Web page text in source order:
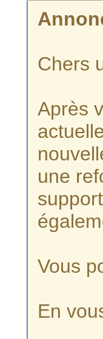
Chers
Après
une
Vous
En